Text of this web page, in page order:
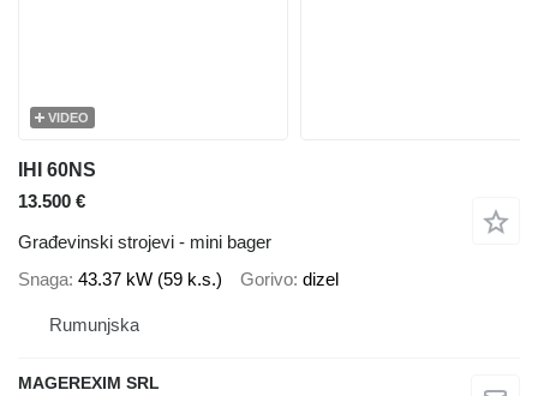
VIDEO
IHI 60NS
13.500 €
Građevinski strojevi - mini bager
Snaga 43.37 kW (59 k.s.) Gorivo dizel
Rumunjska
MAGEREXIM SRL